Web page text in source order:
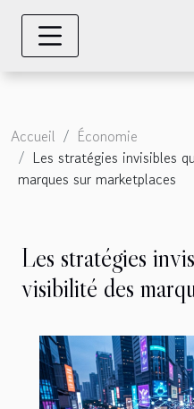
Accueil
Économie
Les stratégies invisibles
marques sur marketplaces
Les stratégies
visibilité des